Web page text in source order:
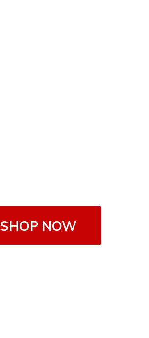
SHOP NOW